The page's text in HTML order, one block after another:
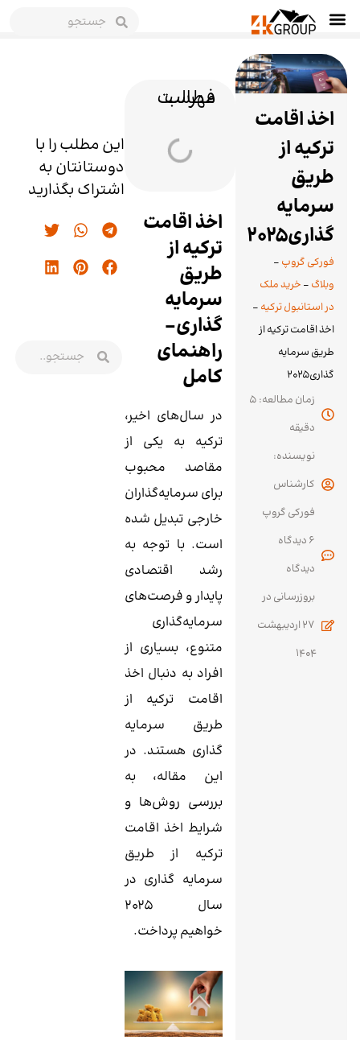
اخذ اقامت
ترکیه از
طریق
سرمایه
گذاری2025
فورکی گروپ -
وبلاگ - خرید ملک
در استانبول ترکیه -
اخذ اقامت ترکیه از
طریق سرمایه
گذاری2025
زمان مطالعه: 5
دقیقه
نویسنده:
کارشناس
فورکی گروپ
6 دیدگاه
بروزرسانی در
27 اردیبهشت
1404
فهرست مطالب
اخذ اقامت
ترکیه از
طریق
سرمایه
گذاری-
راهنمای
کامل
در سال‌های اخیر،
ترکیه به یکی از
مقاصد محبوب
برای سرمایه‌گذاران
خارجی تبدیل شده
است. با توجه به
رشد اقتصادی
پایدار و فرصت‌های
سرمایه‌گذاری
متنوع، بسیاری از
افراد به دنبال اخذ
اقامت ترکیه از
طریق سرمایه
گذاری هستند. در
این مقاله، به
بررسی روش‌ها و
شرایط اخذ اقامت
ترکیه از طریق
سرمایه گذاری در
سال 2025
خواهیم پرداخت.
این مطلب را با
دوستانتان به
اشتراک بگذارید